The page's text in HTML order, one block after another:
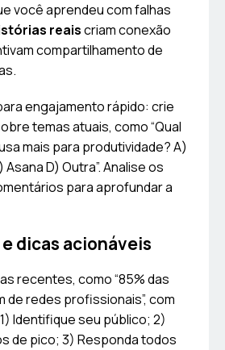
você aprendeu com falhas
reaiscriam conexão
compartilhamento de
engajamento rápido: crie
temas atuais, como “Qual
mais para produtividade? A)
D) Outra”. Analise os
para aprofundar a
dicas acionáveis
recentes, como “85% das
redes profissionais”, com
Identifique seu público; 2)
de pico; 3) Responda todos